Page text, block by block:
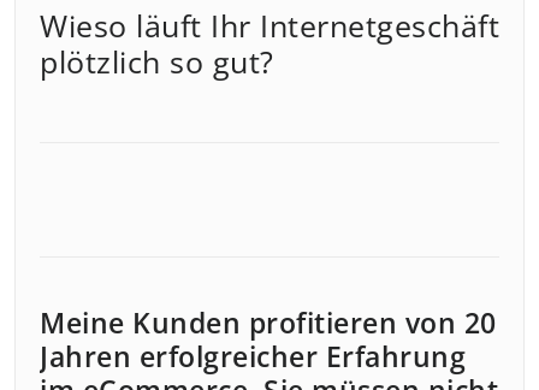
Wieso läuft Ihr Internetgeschäft
plötzlich so gut?
Meine Kunden profitieren von 20
Jahren erfolgreicher Erfahrung